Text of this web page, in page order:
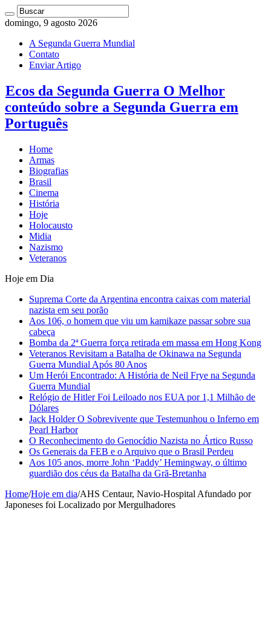
domingo, 9 agosto 2026
A Segunda Guerra Mundial
Contato
Enviar Artigo
Ecos da Segunda Guerra O Melhor
conteúdo sobre a Segunda Guerra em
Português
Home
Armas
Biografias
Brasil
Cinema
História
Hoje
Holocausto
Midia
Nazismo
Veteranos
Hoje em Dia
Suprema Corte da Argentina encontra caixas com material
nazista em seu porão
Aos 106, o homem que viu um kamikaze passar sobre sua
cabeça
Bomba da 2ª Guerra força retirada em massa em Hong Kong
Veteranos Revisitam a Batalha de Okinawa na Segunda
Guerra Mundial Após 80 Anos
Um Herói Encontrado: A História de Neil Frye na Segunda
Guerra Mundial
Relógio de Hitler Foi Leiloado nos EUA por 1,1 Milhão de
Dólares
Jack Holder O Sobrevivente que Testemunhou o Inferno em
Pearl Harbor
O Reconhecimento do Genocídio Nazista no Ártico Russo
Os Generais da FEB e o Arquivo que o Brasil Perdeu
Aos 105 anos, morre John ‘Paddy’ Hemingway, o último
guardião dos céus da Batalha da Grã-Bretanha
Home/Hoje em dia/AHS Centaur, Navio-Hospital Afundado por
Japoneses foi Localizado por Mergulhadores